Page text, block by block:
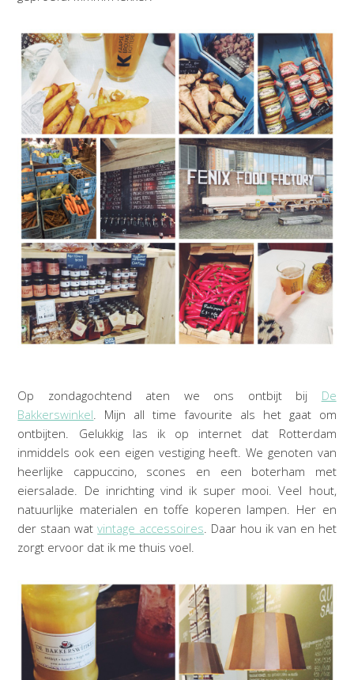
Op zondagochtend aten we ons ontbijt bij De
Bakkerswinkel . Mijn all time favourite als het gaat om
ontbijten. Gelukkig las ik op internet dat Rotterdam
inmiddels ook een eigen vestiging heeft. We genoten van
heerlijke cappuccino, scones en een boterham met
eiersalade. De inrichting vind ik super mooi. Veel hout,
natuurlijke materialen en toffe koperen lampen. Her en
der staan watvintage accessoires . Daar hou ik van en het
zorgt ervoor dat ik me thuis voel.